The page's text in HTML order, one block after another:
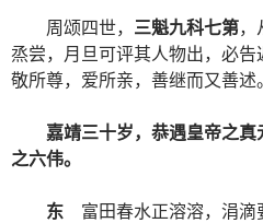
周颂四世， 三魁九科七第，
烝尝，月旦可评其人物出，必
敬所尊，爱所亲，善继而又善述。
嘉靖三十岁，恭遇皇帝之
之六伟。
东 富田春水正溶溶，涓滴